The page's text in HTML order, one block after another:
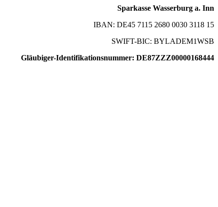
Sparkasse Wasserburg a. Inn
IBAN: DE45 7115 2680 0030 3118 15
SWIFT-BIC: BYLADEM1WSB
Gläubiger-Identifikationsnummer: DE87ZZZ00000168444